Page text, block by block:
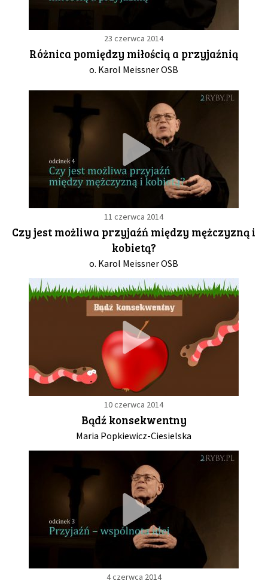
23 czerwca 2014
Różnica pomiędzy miłością a przyjaźnią
o. Karol Meissner OSB
11 czerwca 2014
Czy jest możliwa przyjaźń między mężczyzną i
kobietą?
o. Karol Meissner OSB
10 czerwca 2014
Bądź konsekwentny
Maria Popkiewicz-Ciesielska
4 czerwca 2014